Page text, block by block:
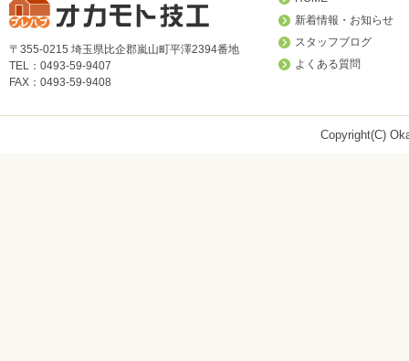
〒355-0215 埼玉県比企郡嵐山町平澤2394番地
TEL：0493-59-9407
FAX：0493-59-9408
新着情報・お知らせ
スタッフブログ
よくある質問
Copyright(C)